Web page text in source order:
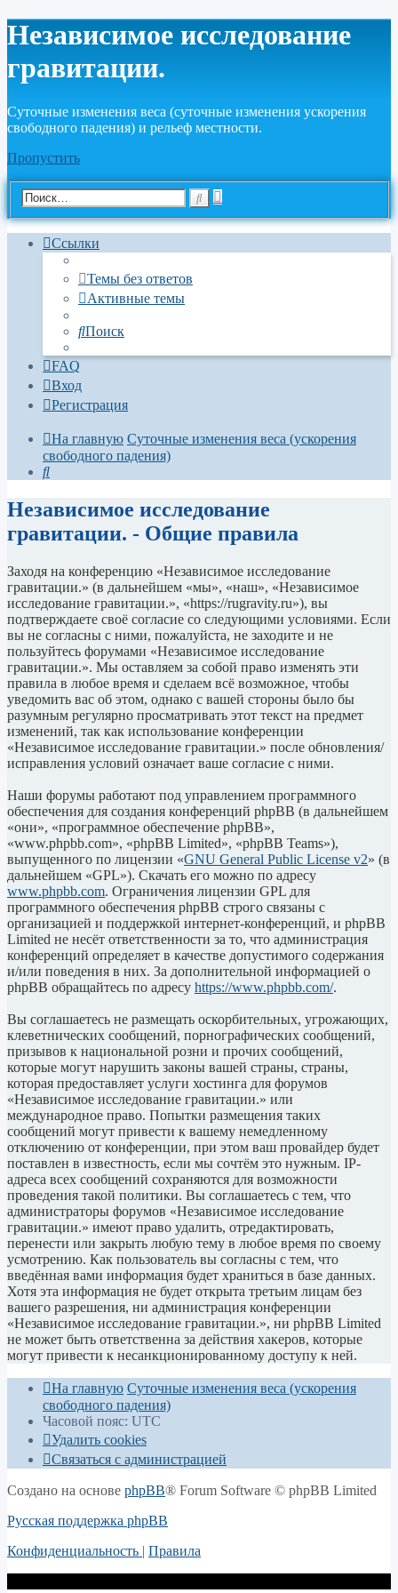
Независимое исследование
гравитации.
Cуточные изменения веса (суточные изменения ускорения
свободного падения) и рельеф местности.
Пропустить
Расширенный
Ссылки
Темы без ответов
Активные темы
Поиск
FAQ
Вход
Регистрация
На главную Суточные изменения веса (ускорения
свободного падения)
Поиск
Независимое исследование
гравитации. - Общие правила
Заходя на конференцию «Независимое исследование
гравитации.» (в дальнейшем «мы», «наш», «Независимое
исследование гравитации.», «https://rugravity.ru»), вы
подтверждаете своё согласие со следующими условиями. Если
вы не согласны с ними, пожалуйста, не заходите и не
пользуйтесь форумами «Независимое исследование
гравитации.». Мы оставляем за собой право изменять эти
правила в любое время и сделаем всё возможное, чтобы
уведомить вас об этом, однако с вашей стороны было бы
разумным регулярно просматривать этот текст на предмет
изменений, так как использование конференции
«Независимое исследование гравитации.» после обновления/
исправления условий означает ваше согласие с ними.
Наши форумы работают под управлением программного
обеспечения для создания конференций phpBB (в дальнейшем
«они», «программное обеспечение phpBB»,
«www.phpbb.com», «phpBB Limited», «phpBB Teams»),
выпущенного по лицензии «GNU General Public License v2» (в
дальнейшем «GPL»). Скачать его можно по адресу
www.phpbb.com. Ограничения лицензии GPL для
программного обеспечения phpBB строго связаны с
организацией и поддержкой интернет-конференций, и phpBB
Limited не несёт ответственности за то, что администрация
конференций определяет в качестве допустимого содержания
и/или поведения в них. За дополнительной информацией о
phpBB обращайтесь по адресу https://www.phpbb.com/.
Вы соглашаетесь не размещать оскорбительных, угрожающих,
клеветнических сообщений, порнографических сообщений,
призывов к национальной розни и прочих сообщений,
которые могут нарушить законы вашей страны, страны,
которая предоставляет услуги хостинга для форумов
«Независимое исследование гравитации.» или
международное право. Попытки размещения таких
сообщений могут привести к вашему немедленному
отключению от конференции, при этом ваш провайдер будет
поставлен в известность, если мы сочтём это нужным. IP-
адреса всех сообщений сохраняются для возможности
проведения такой политики. Вы соглашаетесь с тем, что
администраторы форумов «Независимое исследование
гравитации.» имеют право удалить, отредактировать,
перенести или закрыть любую тему в любое время по своему
усмотрению. Как пользователь вы согласны с тем, что
введённая вами информация будет храниться в базе данных.
Хотя эта информация не будет открыта третьим лицам без
вашего разрешения, ни администрация конференции
«Независимое исследование гравитации.», ни phpBB Limited
не может быть ответственна за действия хакеров, которые
могут привести к несанкционированному доступу к ней.
На главную Суточные изменения веса (ускорения
свободного падения)
Часовой пояс: UTC
Удалить cookies
Связаться с администрацией
Создано на основе phpBB® Forum Software © phpBB Limited
Русская поддержка phpBB
Конфиденциальность | Правила